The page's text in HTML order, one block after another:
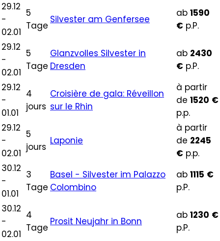
29.12
-
02.01
5
Tage
Silvester am Genfersee
ab 1590
€ p.P.
29.12
-
02.01
5
Tage
Glanzvolles Silvester in
Dresden
ab 2430
€ p.P.
29.12
-
01.01
4
jours
Croisière de gala: Réveillon
sur le Rhin
à partir
de 1520 €
p.p.
29.12
-
02.01
5
jours
Laponie
à partir
de 2245
€ p.p.
30.12
-
01.01
3
Tage
Basel - Silvester im Palazzo
Colombino
ab 1115 €
p.P.
30.12
-
02.01
4
Tage
Prosit Neujahr in Bonn
ab 1230 €
p.P.